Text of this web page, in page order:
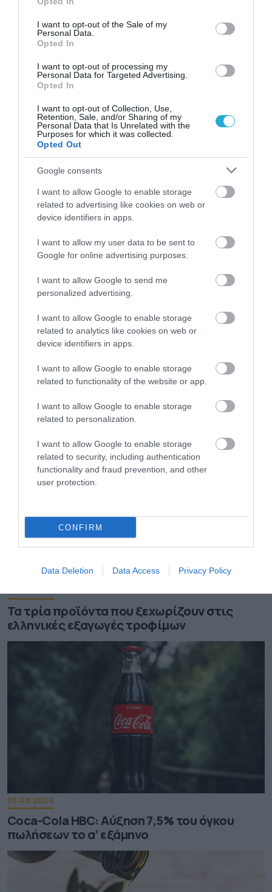
use your data for below specified purposes in below Google
consent section.
I want to opt-out of the Sale of my
Personal Data.
Opted In
I want to opt-out of processing my
Personal Data for Targeted Advertising.
Opted In
I want to opt-out of Collection, Use,
Retention, Sale, and/or Sharing of my
Personal Data that Is Unrelated with the
Purposes for which it was collected.
Opted Out
Google consents
I want to allow Google to enable storage
related to advertising like cookies on web or
device identifiers in apps.
I want to allow my user data to be sent to
Google for online advertising purposes.
I want to allow Google to send me
personalized advertising.
I want to allow Google to enable storage
related to analytics like cookies on web or
device identifiers in apps.
I want to allow Google to enable storage
related to functionality of the website or app.
I want to allow Google to enable storage
related to personalization.
I want to allow Google to enable storage
related to security, including authentication
functionality and fraud prevention, and other
user protection.
CONFIRM
Data Deletion Data Access Privacy Policy
07.08.2026
Πώς αμείβονται όσοι εργαστούν τον
Δεκαπενταύγουστο
06.08.2026
ΕΒΕΠ: Συνάντηση συνεργασίας με τον Τάκη
Θεοδωρικάκο ενόψει ΔΕΘ
Τα τρία προϊόντα που ξεχωρίζουν στις
ελληνικές εξαγωγές τροφίμων
05.08.2026
Coca-Cola HBC: Aύξηση 7,5% του όγκου
πωλήσεων το α’ εξάμηνο